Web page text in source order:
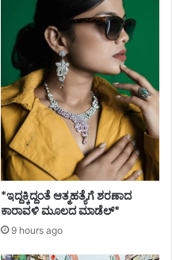
*ಇದ್ದಕ್ಕಿದ್ದಂತೆ ಆತ್ಮಹತ್ಯೆಗೆ ಶರಣಾದ
ಕಾರಾವಳಿ ಮೂಲದ ಮಾಡೆಲ್*
9 hours ago